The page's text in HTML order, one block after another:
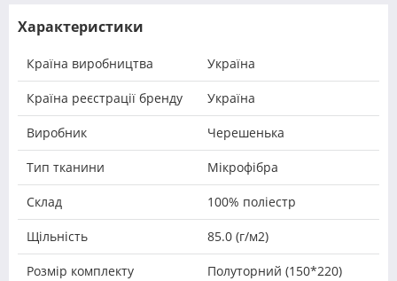
Характеристики
Країна виробництва Україна
Країна реєстрації бренду Україна
Виробник Черешенька
Тип тканини Мікрофібра
Склад 100% поліестр
Щільність 85.0 (г/м2)
Розмір комплекту Полуторний (150*220)